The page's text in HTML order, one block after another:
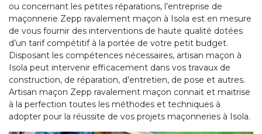
ou concernant les petites réparations, l’entreprise de
maçonnerie Zepp ravalement maçon à Isola est en mesure
de vous fournir des interventions de haute qualité dotées
d’un tarif compétitif à la portée de votre petit budget.
Disposant les compétences nécessaires, artisan maçon à
Isola peut intervenir efficacement dans vos travaux de
construction, de réparation, d’entretien, de pose et autres.
Artisan maçon Zepp ravalement maçon connait et maitrise
à la perfection toutes les méthodes et techniques à
adopter pour la réussite de vos projets maçonneries à Isola.